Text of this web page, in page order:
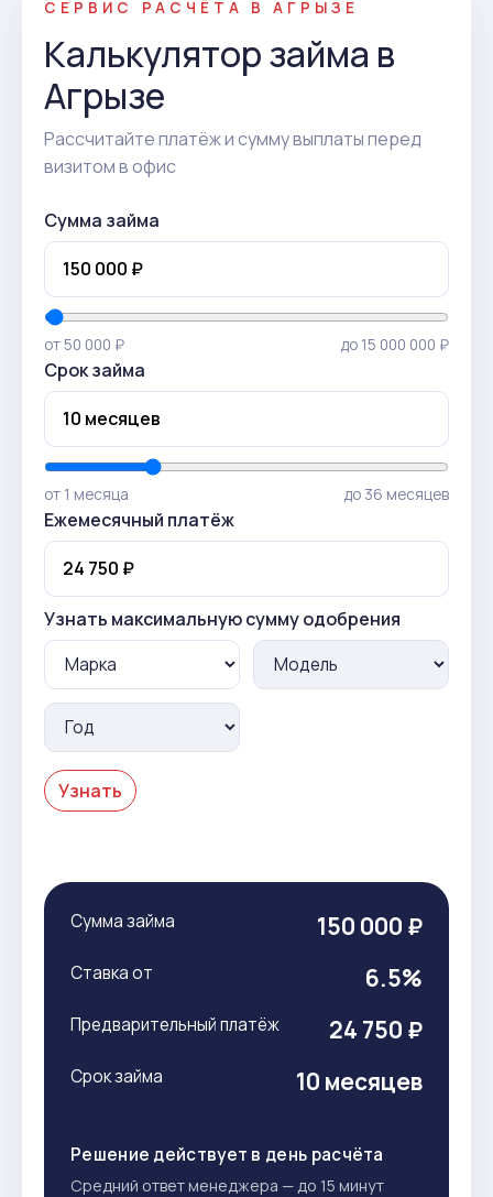
СЕРВИС РАСЧЁТА В АГРЫЗЕ
Калькулятор займа в
Агрызе
Рассчитайте платёж и сумму выплаты перед
визитом в офис
Сумма займа
от 50 000 ₽ до 15 000 000 ₽
Срок займа
от 1 месяца до 36 месяцев
Ежемесячный платёж
Узнать максимальную сумму одобрения
Узнать
Сумма займа 150 000 ₽
Ставка от 6.5%
Предварительный платёж 24 750 ₽
Срок займа 10 месяцев
Решение действует в день расчёта
Средний ответ менеджера — до 15 минут